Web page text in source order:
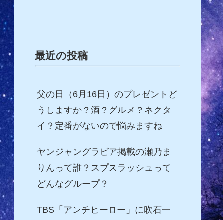
最近の投稿
父の日（6月16日）のプレゼントど
うしますか？酒？グルメ？ネクタ
イ？定番がないので悩みますね
ヤンジャングラビア掲載の瀬乃ま
りんって誰？スプスラッシュって
どんなグループ？
TBS「アンチヒーロー」に吹石一